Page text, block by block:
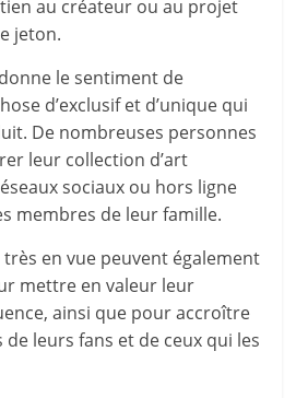
au créateur ou au projet
jeton.
le sentiment de
d’exclusif et d’unique qui
De nombreuses personnes
leur collection d’art
sociaux ou hors ligne
membres de leur famille.
très en vue peuvent également
mettre en valeur leur
ainsi que pour accroître
leurs fans et de ceux qui les